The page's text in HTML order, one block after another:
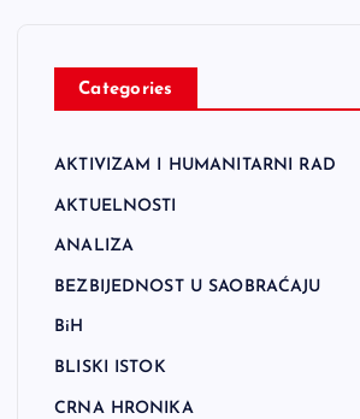
Categories
AKTIVIZAM I HUMANITARNI RAD
AKTUELNOSTI
ANALIZA
BEZBIJEDNOST U SAOBRAĆAJU
BiH
BLISKI ISTOK
CRNA HRONIKA